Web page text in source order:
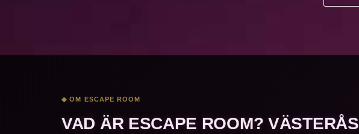
◆ OM ESCAPE ROOM
VAD ÄR ESCAPE ROOM? VÄSTERÅS